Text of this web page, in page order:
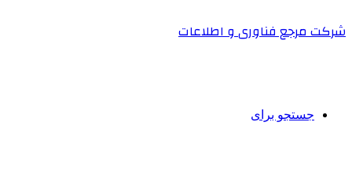
شرکت مرجع فناوری و اطلاعات
جستجو برای